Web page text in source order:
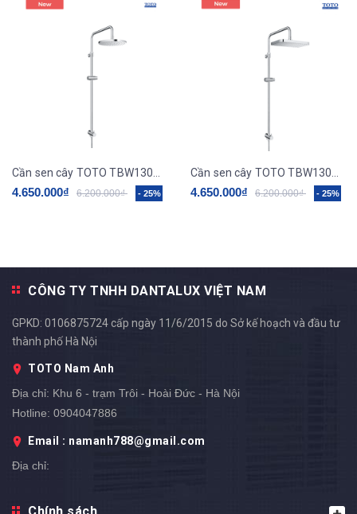
4.650.000₫ 6.200.000₫ - 25% 4.650.000₫ 6.200.000₫ - 25%
CÔNG TY TNHH DANTALUX VIỆT NAM
GPKD: 0106875724 cấp ngày 11/6/2015 do Sở kế hoạch và đầu tư
thành phố Hà Nội
TOTO Nam Anh
Địa chỉ: Khu 6 - trạm Trôi - Hoài Đức - Hà Nội
Hotline: 0904047886
Email : namanh788@gmail.com
Địa chỉ: